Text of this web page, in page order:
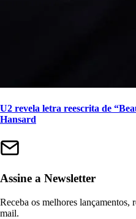
U2 revela letra reescrita de
Hansard
Assine a Newsletter
Receba os melhores lançamentos,
mail.